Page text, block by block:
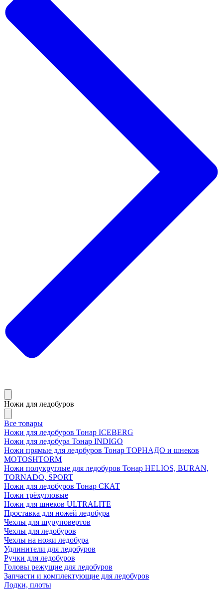
Ножи для ледобуров
Все товары
Ножи для ледобуров Тонар ICEBERG
Ножи для ледобура Тонар INDIGO
Ножи прямые для ледобуров Тонар ТОРНАДО и шнеков
MOTOSHTORM
Ножи полукруглые для ледобуров Тонар HELIOS, BURAN,
TORNADO, SPORT
Ножи для ледобуров Тонар СКАТ
Ножи трёхугловые
Ножи для шнеков ULTRALITE
Проставка для ножей ледобура
Чехлы для шуруповертов
Чехлы для ледобуров
Чехлы на ножи ледобура
Удлинители для ледобуров
Ручки для ледобуров
Головы режущие для ледобуров
Запчасти и комплектующие для ледобуров
Лодки, плоты